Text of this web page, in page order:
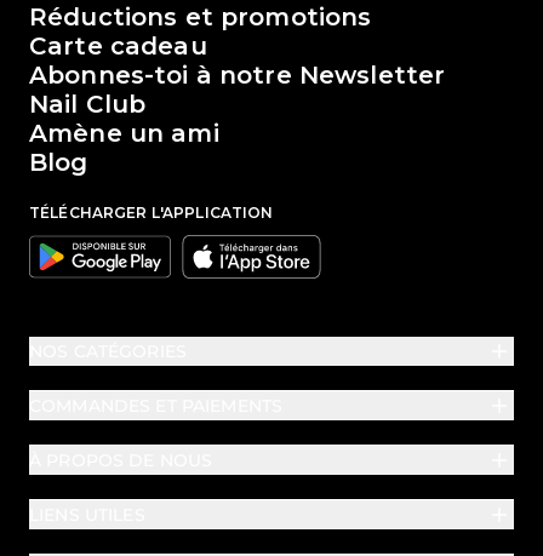
Le monde de Passione Beauty
Réductions et promotions
Carte cadeau
Abonnes-toi à notre Newsletter
Nail Club
Amène un ami
Blog
TÉLÉCHARGER L'APPLICATION
Google Apple